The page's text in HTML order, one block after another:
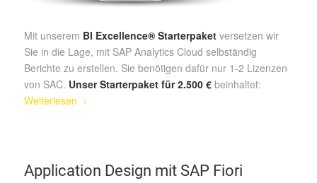
Mit unserem BI Excellence® Starterpaketversetzen wir
Sie in die Lage, mit SAP Analytics Cloud selbständig
Berichte zu erstellen. Sie benötigen dafür nur 1-2 Lizenzen
von SAC. Unser Starterpaket für 2.500 €beinhaltet:
Weiterlesen
Application Design mit SAP Fiori